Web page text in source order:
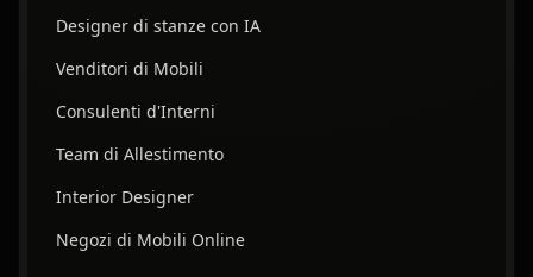
Designer di stanze con IA
Venditori di Mobili
Consulenti d'Interni
Team di Allestimento
Interior Designer
Negozi di Mobili Online